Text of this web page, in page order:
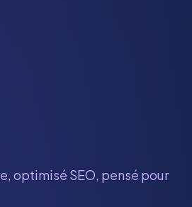
optimisé SEO, pensé pour